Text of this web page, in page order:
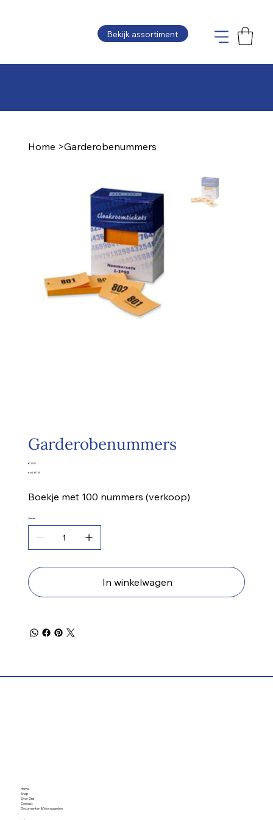
Bekijk assortiment
Home >Garderobenummers
Garderobenummers
Prijs
€ 2,00
excl. BTW
Boekje met 100 nummers (verkoop)
Aantal
In winkelwagen
Home
Shop
Over Ons
Contact
Documenten & Voorwaarden